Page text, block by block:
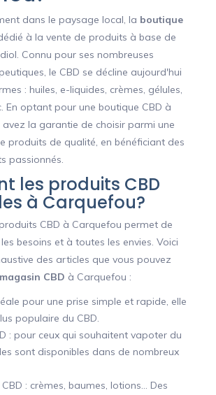
dans le paysage local, la boutique
à la vente de produits à base de
Connu pour ses nombreuses
le CBD se décline aujourd'hui
: huiles, e-liquides, crèmes, gélules,
En optant pour une boutique CBD à
avez la garantie de choisir parmi une
produits de qualité, en bénéficiant des
passionnés.
les produits CBD
à Carquefou?
CBD à Carquefou permet de
besoins et à toutes les envies. Voici
des articles que vous pouvez
magasin CBD à Carquefou :
pour une prise simple et rapide, elle
populaire du CBD.
: pour ceux qui souhaitent vapoter du
sont disponibles dans de nombreux
: crèmes, baumes, lotions… Des